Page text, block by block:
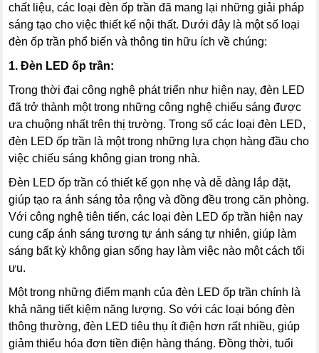
chất liệu, các loại đèn ốp trần đã mang lại những giải pháp
sáng tạo cho việc thiết kế nội thất. Dưới đây là một số loại
đèn ốp trần phổ biến và thông tin hữu ích về chúng:
1. Đèn LED ốp trần:
Trong thời đại công nghệ phát triển như hiện nay, đèn LED
đã trở thành một trong những công nghệ chiếu sáng được
ưa chuộng nhất trên thị trường. Trong số các loại đèn LED,
đèn LED ốp trần là một trong những lựa chọn hàng đầu cho
việc chiếu sáng không gian trong nhà.
Đèn LED ốp trần có thiết kế gọn nhẹ và dễ dàng lắp đặt,
giúp tạo ra ánh sáng tỏa rộng và đồng đều trong căn phòng.
Với công nghệ tiên tiến, các loại đèn LED ốp trần hiện nay
cung cấp ánh sáng tương tự ánh sáng tự nhiên, giúp làm
sáng bất kỳ không gian sống hay làm việc nào một cách tối
ưu.
Một trong những điểm mạnh của đèn LED ốp trần chính là
khả năng tiết kiệm năng lượng. So với các loại bóng đèn
thông thường, đèn LED tiêu thụ ít điện hơn rất nhiều, giúp
giảm thiểu hóa đơn tiền điện hàng tháng. Đồng thời, tuổi